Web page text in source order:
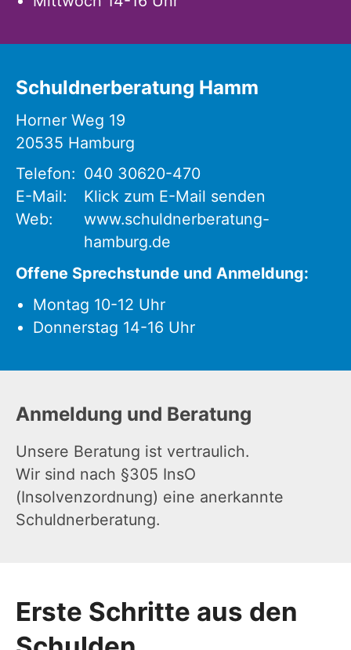
Schuldnerberatung Hamm
Horner Weg 19
20535 Hamburg
Telefon: 040 30620-470
E-Mail:
Klick zum E-Mail senden
Web:
www.schuldnerberatung-
hamburg.de
Offene Sprechstunde und Anmeldung:
Montag 10-12 Uhr
Donnerstag 14-16 Uhr
Anmeldung und Beratung
Unsere Beratung ist vertraulich.
Wir sind nach §305 InsO
(Insolvenzordnung) eine anerkannte
Schuldnerberatung.
Erste Schritte aus den